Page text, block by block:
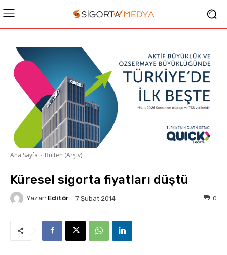
Ana Sayfa Bülten (Arşiv)
Küresel sigorta fiyatları düştü
Yazar: Editör 7 Şubat 2014 0